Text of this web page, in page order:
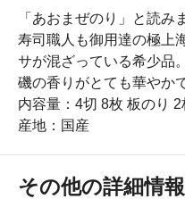
「あおまぜのり」と読み
寿司職人も御用達の極上
サが混ざっている希少品。
磯の香りがとても華やか
内容量：4切 8枚 板のり 2
産地：国産
その他の詳細情報